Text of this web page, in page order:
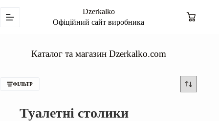
до
вмісту
Dzerkalko
Офіційний сайт виробника
Кошик
Каталог та магазин Dzerkalko.com
ФІЛЬТР
Туалетні столики